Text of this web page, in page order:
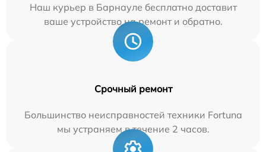
Наш курьер в Барнауле бесплатно доставит
ваше устройство на ремонт и обратно.
Срочный ремонт
Большинство неисправностей техники Fortuna
мы устраняем в течение 2 часов.